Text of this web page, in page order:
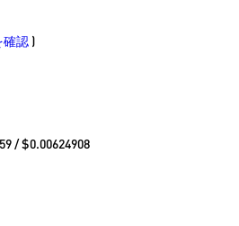
確認 )
/ $0.00624908